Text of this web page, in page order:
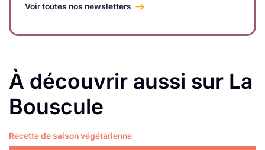
Voir toutes nos newsletters
À découvrir aussi sur La
Bouscule
Recette de saison végétarienne
Lire plus